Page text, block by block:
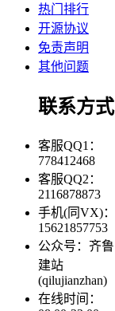
热门排行
开源协议
免责声明
其他问题
联系方式
客服QQ1：
778412468
客服QQ2：
2116878873
手机(同VX)：
15621857753
公众号：齐鲁
建站
(qilujianzhan)
在线时间：